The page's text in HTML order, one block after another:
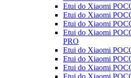
Etui do Xiaomi
Etui do Xiaomi
Etui do Xiaomi
Etui do Xiaomi
PRO
Etui do Xiaomi
Etui do Xiaomi
Etui do Xiaomi
Etui do Xiaomi